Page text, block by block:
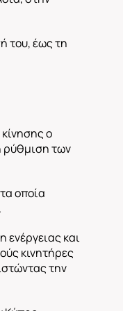
του, έως τη
ο
των
οποία
ενέργειας και
κινητήρες
την